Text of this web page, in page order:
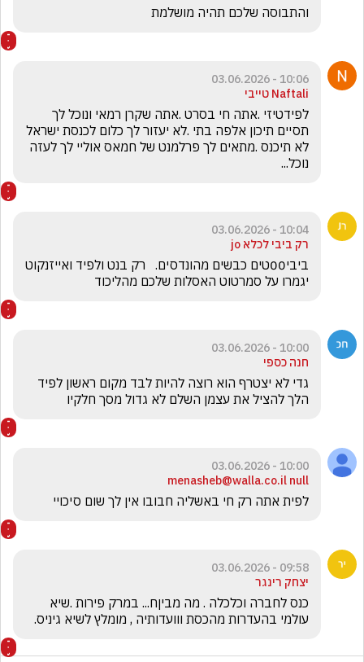
והתבוסה שלכם תהיה מושלמת
10:06 - 03.06.2026
Naftali טייבי
נוכל...
10:04 - 03.06.2026
רק ביבי לכלא jo
יגמרו על סמרטוט האסלות שלכם מהליכוד
10:00 - 03.06.2026
חנה כספי
הלך להציל את עצמן השלם לא גדול מסך חלקיו
10:00 - 03.06.2026
menasheb@walla.co.il null
לפית אתה רק חי באשליה חבובו אין לך שום סיכויי
09:58 - 03.06.2026
יצחק רינגר
עולמי בהעדרות מהכסת ווועדותיה , מומלץ לשיא גיניס.